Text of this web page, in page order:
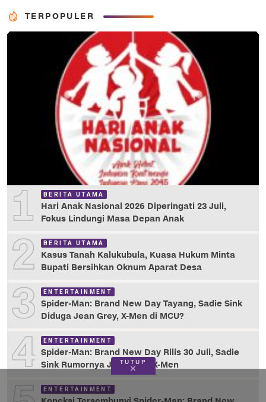
TERPOPULER
1 BERITA UTAMA
Hari Anak Nasional 2026 Diperingati 23 Juli,
Fokus Lindungi Masa Depan Anak
2 BERITA UTAMA
Kasus Tanah Kalukubula, Kuasa Hukum Minta
Bupati Bersihkan Oknum Aparat Desa
3 ENTERTAINMENT
Spider-Man: Brand New Day Tayang, Sadie Sink
Diduga Jean Grey, X-Men di MCU?
4 ENTERTAINMENT
Spider-Man: Brand New Day Rilis 30 Juli, Sadie
Sink Rumornya Jean Grey X-Men
ENTERTAINMENT
TUTUP